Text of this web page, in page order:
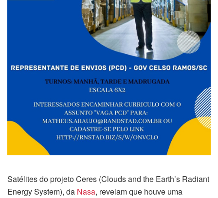
Satélites do projeto Ceres (Clouds and the Earth’s Radiant
Energy System), da Nasa, revelam que houve uma